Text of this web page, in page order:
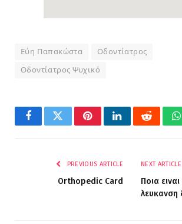
Εύη Παπακώστα Οδοντίατρος
Οδοντίατρος Ψυχικό
FacebookTwitterPinterestLinkedInReddit
PREVIOUS ARTICLE
Orthopedic Card
NEXT ARTICLE
Ποια
λευκανση